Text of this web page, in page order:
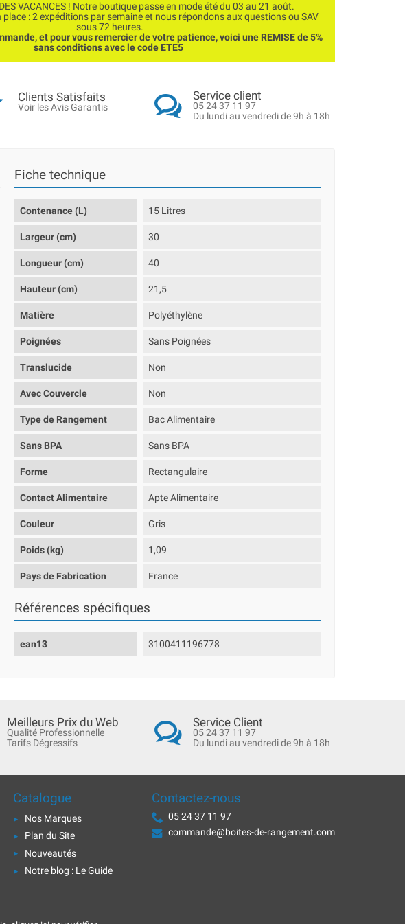
VACANCES ! Notre boutique passe en mode été du 03 au 21 août.
place : 2 expéditions par semaine et nous répondons aux questions ou SAV
sous 72 heures.
et pour vous remercier de votre patience, voici une REMISE de 5%
sans conditions avec le code ETE5
Clients Satisfaits
Voir les Avis Garantis
Service client
05 24 37 11 97
Du lundi au vendredi de 9h à 18h
Fiche technique
Contenance (L) 15 Litres
Largeur (cm) 30
Longueur (cm) 40
Hauteur (cm) 21,5
Matière Polyéthylène
Poignées Sans Poignées
Translucide Non
Avec Couvercle Non
Type de Rangement Bac Alimentaire
Sans BPA Sans BPA
Forme Rectangulaire
Contact Alimentaire Apte Alimentaire
Couleur Gris
Poids (kg) 1,09
Pays de Fabrication France
Références spécifiques
ean13 3100411196778
Meilleurs Prix du Web
Qualité Professionnelle
Tarifs Dégressifs
Service Client
05 24 37 11 97
Du lundi au vendredi de 9h à 18h
Catalogue
Nos Marques
Plan du Site
Nouveautés
Notre blog : Le Guide
Contactez-nous
05 24 37 11 97
commande@boites-de-rangement.com